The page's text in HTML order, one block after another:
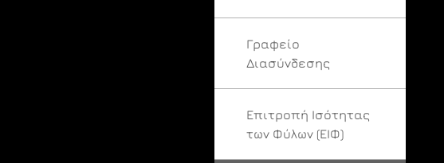
Γραφείο
Διασύνδεσης
Επιτροπή Ισότητας
των Φύλων (ΕΙΦ)